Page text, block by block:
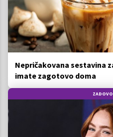
Nepričakovana sestavina
imate zagotovo doma